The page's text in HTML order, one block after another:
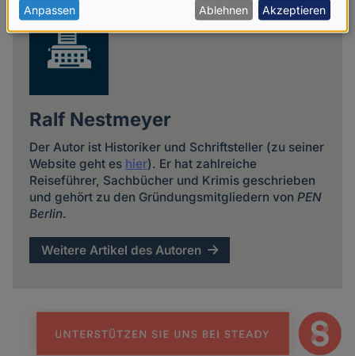
Ralf Nestmeyer
Der Autor ist Historiker und Schriftsteller (zu seiner
Website geht es hier). Er hat zahlreiche
Reiseführer, Sachbücher und Krimis geschrieben
und gehört zu den Gründungsmitgliedern von PEN
Berlin.
Weitere Artikel des Autoren
personenbezogenen
Daten
und
Anpassen Ablehnen Akzeptieren